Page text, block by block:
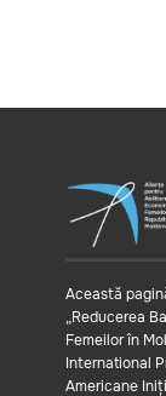
Această
„Reducerea
Femeilor în
International
Americane